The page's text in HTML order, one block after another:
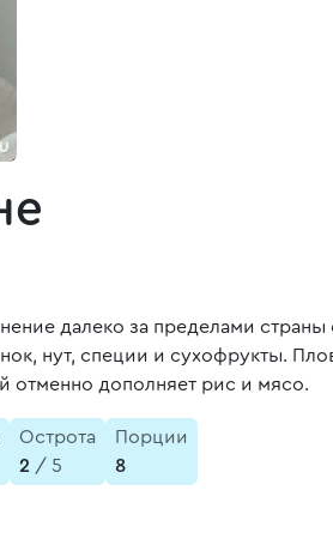
далеко за пределами страны
нут, специи и сухофрукты.
отменно дополняет рис и мясо.
Острота
2 / 5
Порции
8